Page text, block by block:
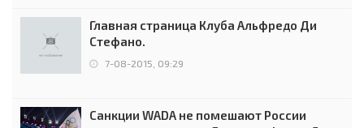
Главная страница Клуба Альфредо Ди
Стефано.
7-08-2015, 09:29
Санкции WADA не помешают России